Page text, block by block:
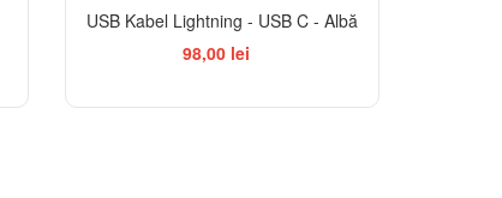
USB Kabel Lightning - USB C - Albă
98,00 lei